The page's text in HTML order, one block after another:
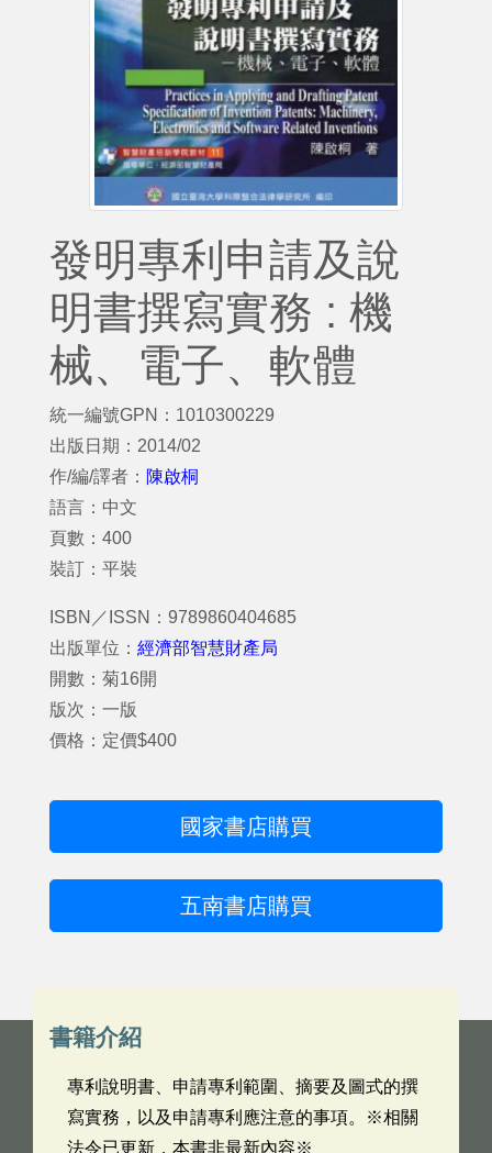
發明專利申請及說
明書撰寫實務 : 機
械、電子、軟體
統一編號GPN：1010300229
出版日期：2014/02
作/編/譯者： 陳啟桐
語言：中文
頁數：400
裝訂：平裝
ISBN／ISSN：9789860404685
出版單位： 經濟部智慧財產局
開數：菊16開
版次：一版
價格：定價$400
國家書店購買
五南書店購買
書籍介紹
專利說明書、申請專利範圍、摘要及圖式的撰
寫實務，以及申請專利應注意的事項。※相關
法令已更新，本書非最新內容※